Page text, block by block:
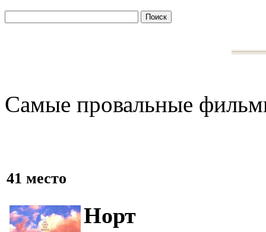
Самые провальные
41 место
Норт